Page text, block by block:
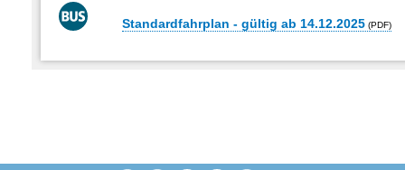
Standardfahrplan - gültig ab 14.12.2025